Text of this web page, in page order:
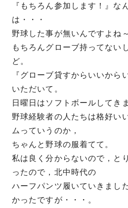
『もちろん参加します！』な
は・・・
野球した事が無いんですよね～
もちろんグローブ持ってない
ど。
『グローブ貸すからいいから
いただいて。
日曜日はソフトボールしてき
野球経験者の人たちは格好い
ムっていうのか，
ちゃんと野球の服着てて。
私は良く分からないので，と
ったので，北中時代の
ハーフパンツ履いていきまし
かったですが・・・。